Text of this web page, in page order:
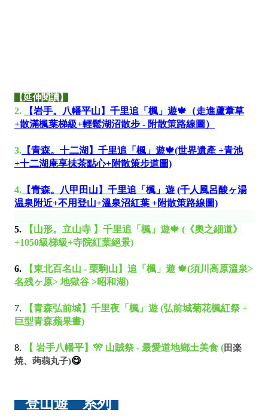
【延伸閱讀】
2.
【岩手。八幡平山】千里追「楓」遊🍁（走進蘆葦草
+散滿楓葉梯級+輕鬆湖沼散步 - 附散策路線圖）
3. 【青森。十二湖】千里追「楓」遊🍁(世界遺產 +青池
+十二湖庵享抺茶點心+附散策步道圖)
4. 【青森。八甲田山】千里追「楓」遊 (千人風呂酸ヶ湯
温泉附近+不用登山+溫泉沼紅葉 +附散策路線圖)
5. 【山形。立山寺 】 千里追「楓」遊🍁 (《奧之細道》
+1050級梯級+寺院紅葉絕景)
6. 【東北百名山 - 栗駒山】 追「楓」遊 🍁(須川高原溫泉>
名残ヶ原> 地獄谷 >昭和湖)
7.
【青森弘前城】千里夜「楓」遊 (弘前城菊花楓紅祭 +
巨型青森蘋果畫)
8. 【 岩手八幡平】🎌 山賊祭 - 最愛道地鄉土美食 (田楽
焼、蒟蒻丸子)😋
登山遊 系列